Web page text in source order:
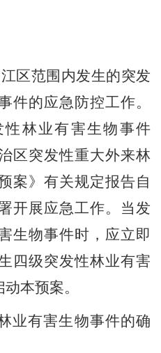
区范围内发生的突发
件的应急防控工作。
林业有害生物事件
区突发性重大外来林
案》有关规定报告自
开展应急工作。当发
生物事件时，应立即
四级突发性林业有害
动本预案。
业有害生物事件的确